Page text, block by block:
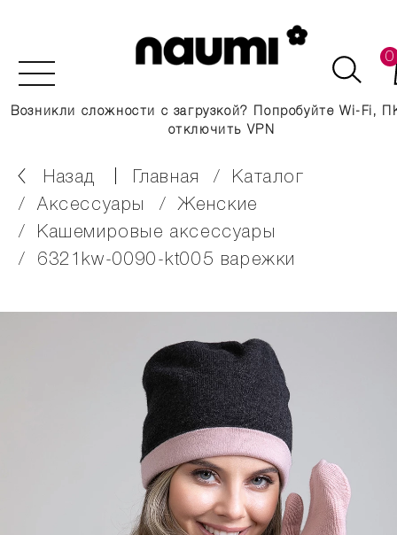
0
Возникли сложности с загрузкой? Попробуйте Wi-Fi,
отключить VPN
Назад главная
каталог
аксессуары
женские
кашемировые аксессуары
6321kw-0090-kt005 варежки